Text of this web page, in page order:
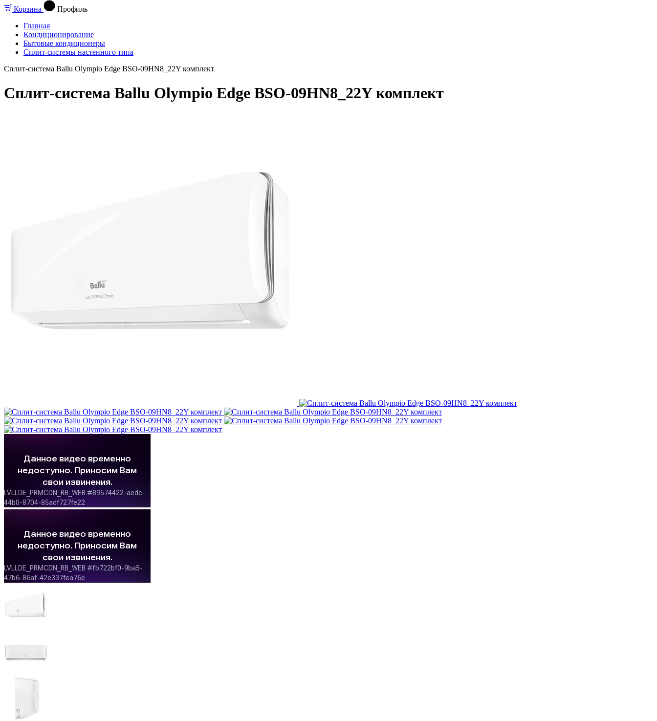
Корзина
Профиль
Главная
Кондиционирование
Бытовые кондиционеры
Сплит-системы настенного типа
Сплит-система Ballu Olympio Edge BSO-09HN8_22Y комплект
Сплит-система Ballu Olympio Edge BSO-09HN8_22Y комплект